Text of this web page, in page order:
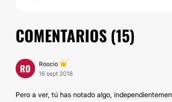
COMENTARIOS (15)
RO
Roocio
16 sept 2018
Pero a ver, tú has notado algo,